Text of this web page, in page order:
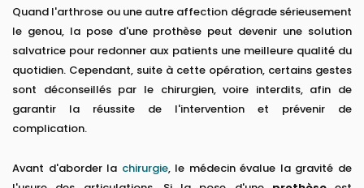
Quand l'arthrose ou une autre affection dégrade sérieusement
le genou, la pose d'une prothèse peut devenir une solution
salvatrice pour redonner aux patients une meilleure qualité du
quotidien. Cependant, suite à cette opération, certains gestes
sont déconseillés par le chirurgien, voire interdits, afin de
garantir la réussite de l'intervention et prévenir de
complication.
Avant d'aborder la chirurgie, le médecin évalue la gravité de